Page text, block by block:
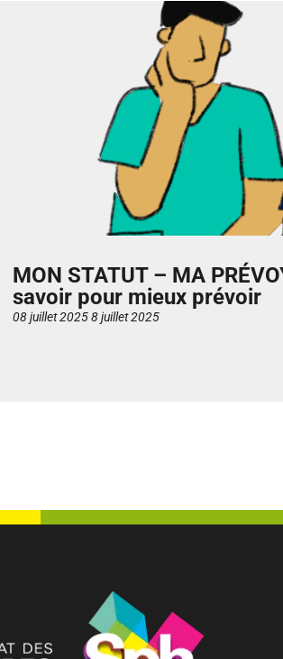
MON STATUT – MA
savoir pour mieux prévoir
08 juillet 20258 juillet 2025